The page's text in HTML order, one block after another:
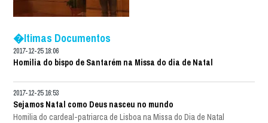
�ltimas Documentos
2017-12-25 18:06
Homilia do bispo de Santarém na Missa do dia de Natal
2017-12-25 16:53
Sejamos Natal como Deus nasceu no mundo
Homilia do cardeal-patriarca de Lisboa na Missa do Dia de Natal